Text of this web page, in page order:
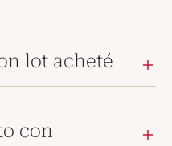
lot acheté
con